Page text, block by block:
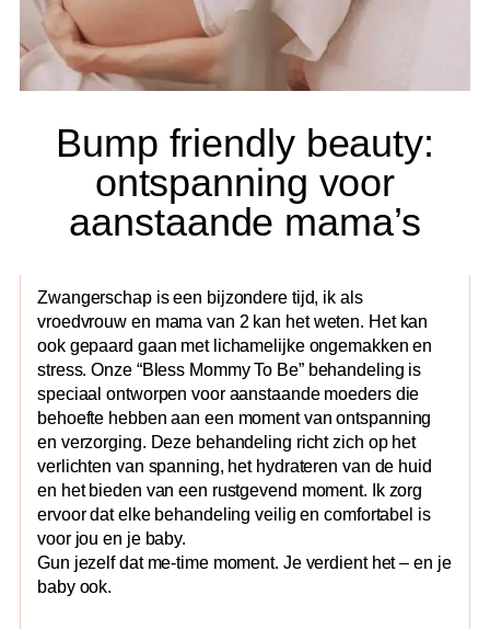
Bump friendly beauty:
ontspanning voor
aanstaande mama’s
Zwangerschap is een bijzondere tijd, ik als
vroedvrouw en mama van 2 kan het weten. Het kan
ook gepaard gaan met lichamelijke ongemakken en
stress. Onze “Bless Mommy To Be” behandeling is
speciaal ontworpen voor aanstaande moeders die
behoefte hebben aan een moment van ontspanning
en verzorging. Deze behandeling richt zich op het
verlichten van spanning, het hydrateren van de huid
en het bieden van een rustgevend moment. Ik zorg
ervoor dat elke behandeling veilig en comfortabel is
voor jou en je baby.
Gun jezelf dat me-time moment. Je verdient het – en je
baby ook.